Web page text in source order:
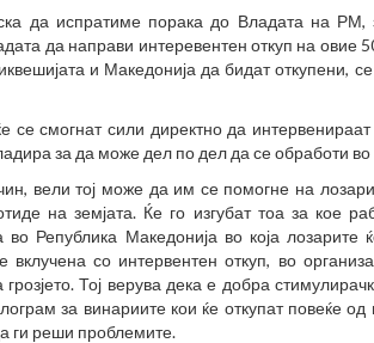
да испратиме порака до Владата на РМ,
да направи интеревентен откуп на овие
и Македонија да бидат откупени,
се смогнат сили директно да
за да може дел по дел да се обработи
вели тој може да им се помогне на
на земјата. Ќе го изгубат тоа за кое
во Република Македонија во која
вклучена со интервентен откуп, во
грозјето. Тој верува дека е добра
за винариите кои ќе откупат повеќе
ги реши проблемите.